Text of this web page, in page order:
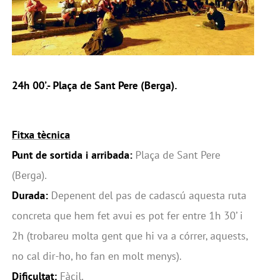
24h 00’.- Plaça de Sant Pere (Berga).
Fitxa tècnica
Punt de sortida i arribada: Plaça de Sant Pere
(Berga).
Durada: Depenent del pas de cadascú aquesta ruta
concreta que hem fet avui es pot fer entre 1h 30’ i
2h (trobareu molta gent que hi va a córrer, aquests,
no cal dir-ho, ho fan en molt menys).
Dificultat: Fàcil.